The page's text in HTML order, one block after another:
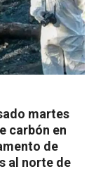
martes
carbón en
de
al norte de